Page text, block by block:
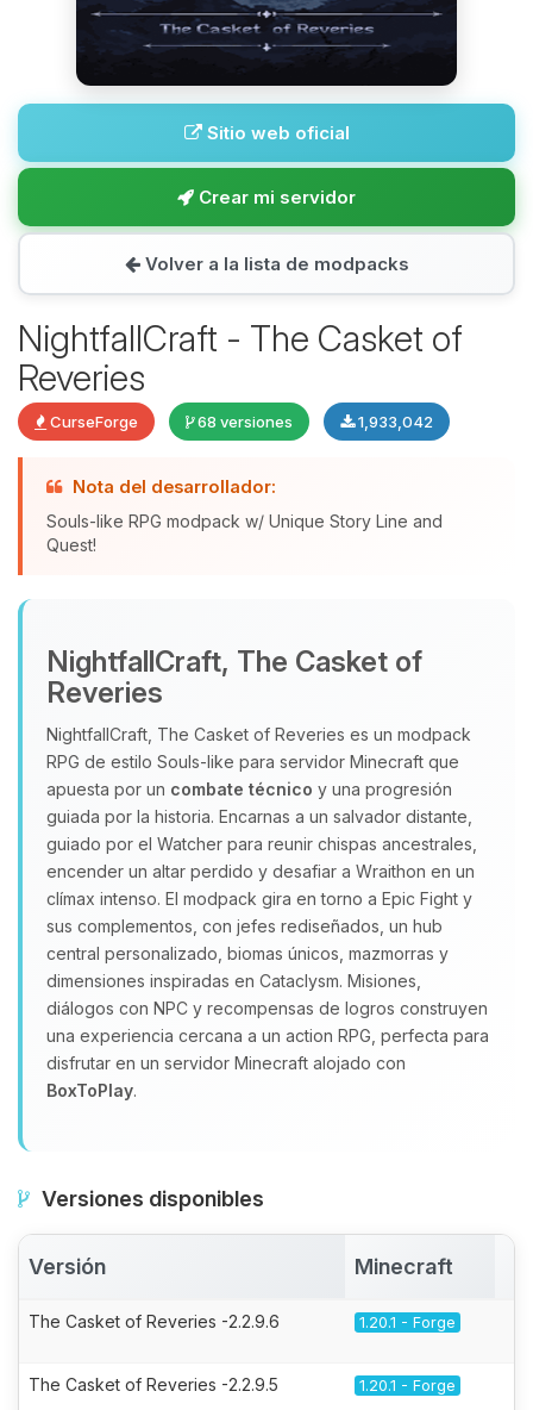
Sitio web oficial
Crear mi servidor
Volver a la lista de modpacks
NightfallCraft - The Casket of
Reveries
CurseForge 68 versiones 1,933,042
Nota del desarrollador:
Souls-like RPG modpack w/ Unique Story Line and
Quest!
NightfallCraft, The Casket of
Reveries
NightfallCraft, The Casket of Reveries es un modpack
RPG de estilo Souls‑like para servidor Minecraft que
apuesta por un combate técnico y una progresión
guiada por la historia. Encarnas a un salvador distante,
guiado por el Watcher para reunir chispas ancestrales,
encender un altar perdido y desafiar a Wraithon en un
clímax intenso. El modpack gira en torno a Epic Fight y
sus complementos, con jefes rediseñados, un hub
central personalizado, biomas únicos, mazmorras y
dimensiones inspiradas en Cataclysm. Misiones,
diálogos con NPC y recompensas de logros construyen
una experiencia cercana a un action RPG, perfecta para
disfrutar en un servidor Minecraft alojado con
BoxToPlay.
Versiones disponibles
Versión Minecraft
The Casket of Reveries -2.2.9.6 1.20.1 - Forge
The Casket of Reveries -2.2.9.5 1.20.1 - Forge
hablar! Soy Choupy, tu pequeno
asistente de BoxToPlay. Cuentame
que necesitas y moveré mis
pequenos circuitos para ayudarte.
07/08/2026 23:23